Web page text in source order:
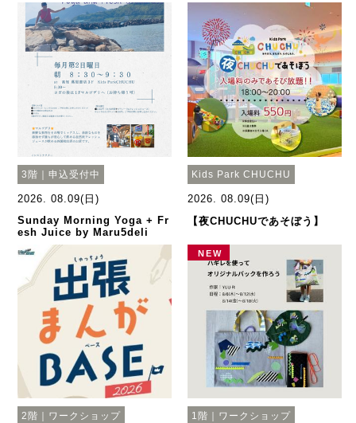
3階｜申込受付中
2026. 08.09(日)
Sunday Morning Yoga + Fr
esh Juice by Maru5deli
Kids Park CHUCHU
2026. 08.09(日)
【夜CHUCHUであそぼう】
2階｜ワークショップ
NEW
1階｜ワークショップ